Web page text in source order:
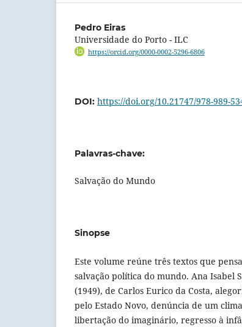
Pedro Eiras
Universidade do Porto - ILC
https://orcid.org/0000-0002-5296-6806
DOI: https://doi.org/10.21747/978-989-
Palavras-chave:
Salvação do Mundo
Sinopse
Este volume reúne três textos que
salvação política do mundo. Ana Isabel
(1949), de Carlos Eurico da Costa,
pelo Estado Novo, denúncia de um
libertação do imaginário, regresso à